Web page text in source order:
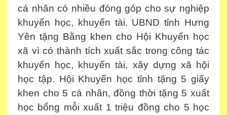
cá nhân có nhiều đóng góp cho sự nghiệp
khuyến học, khuyến tài. UBND tỉnh Hưng
Yên tặng Bằng khen cho Hội Khuyến học
xã vì có thành tích xuất sắc trong công tác
khuyến học, khuyến tài, xây dựng xã hội
học tập. Hội Khuyến học tỉnh tặng 5 giấy
khen cho 5 cá nhân, đồng thời tặng 5 xuất
học bổng mỗi xuất 1 triệu đồng cho 5 học